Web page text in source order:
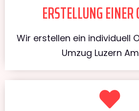
ERSTELLUNG EINER
Wir erstellen ein individuell
Umzug Luzern